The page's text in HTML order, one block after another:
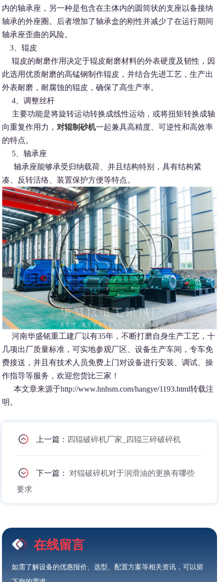
内的轴承座，另一种是包含在主体内的圆筒状的支座以备接纳
轴承的外座圈。后者增加了轴承盒的刚性并减少了在运行期间
轴承座歪曲的风险。
3、辊皮
辊皮的耐磨作用决定于辊皮耐磨材料的外表硬度及韧性，因
此选用优质耐磨的高锰钢制作辊皮，并结合先进工艺，生产出
外表耐磨，耐腐蚀的辊皮，确保了高生产率。
4、调整丝杆
主要功能是将旋转运动转换成线性运动，或将扭矩转换成轴
向重复作用力， 对辊制砂机一起兼具高精度、可逆性和高效率
的特点。
5、轴承座
轴承座能够承受归纳载荷、并且结构特别，具有结构紧
凑、反转活络、装置保护方便等特点。
河南华盛铭重工建厂以有35年，不断打磨自身生产工艺，十
几项出厂质量标准，可实地参观厂区、设备生产车间，专车免
费接送，并且有技术人员免费上门对设备进行安装、调试、操
作指导等服务，欢迎您货比三家！
本文章来源于http://www.hnhsm.com/hangye/1193.html转载注
明。
上一篇： 四辊破碎机厂家_四辊三碎破碎机
下一篇： 对辊破碎机对于润滑油的更换有哪些
要求
在线留言
如需了解设备的优惠报价、选型、配置方案等相关资讯，可以留